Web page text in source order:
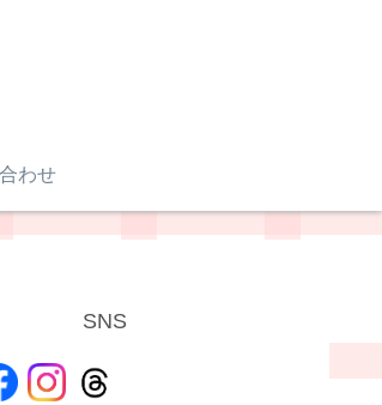
わせ
SNS